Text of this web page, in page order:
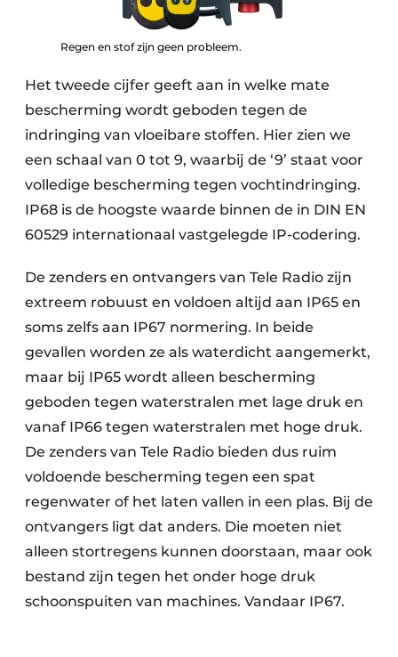
Regen en stof zijn geen probleem.
Het tweede cijfer geeft aan in welke mate
bescherming wordt geboden tegen de
indringing van vloeibare stoffen. Hier zien we
een schaal van 0 tot 9, waarbij de ‘9’ staat voor
volledige bescherming tegen vochtindringing.
IP68 is de hoogste waarde binnen de in DIN EN
60529 internationaal vastgelegde IP-codering.
De zenders en ontvangers van Tele Radio zijn
extreem robuust en voldoen altijd aan IP65 en
soms zelfs aan IP67 normering. In beide
gevallen worden ze als waterdicht aangemerkt,
maar bij IP65 wordt alleen bescherming
geboden tegen waterstralen met lage druk en
vanaf IP66 tegen waterstralen met hoge druk.
De zenders van Tele Radio bieden dus ruim
voldoende bescherming tegen een spat
regenwater of het laten vallen in een plas. Bij de
ontvangers ligt dat anders. Die moeten niet
alleen stortregens kunnen doorstaan, maar ook
bestand zijn tegen het onder hoge druk
schoonspuiten van machines. Vandaar IP67.